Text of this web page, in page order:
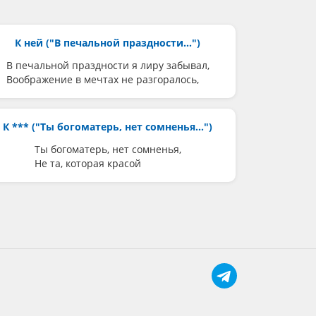
К ней ("В печальной праздности...")
В печальной праздности я лиру забывал,
Воображение в мечтах не разгоралось,
К *** ("Ты богоматерь, нет сомненья...")
Ты богоматерь, нет сомненья,
Не та, которая красой